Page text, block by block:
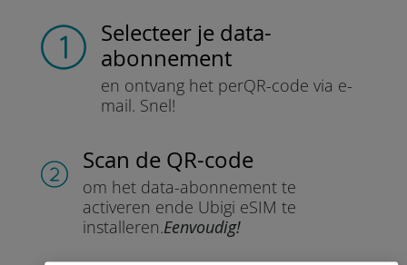
Selecteer je data-
abonnement
en ontvang het perQR-code via e-
mail. Snel!
Scan de QR-code
om het data-abonnement te
activeren ende Ubigi eSIM te
installeren.Eenvoudig!